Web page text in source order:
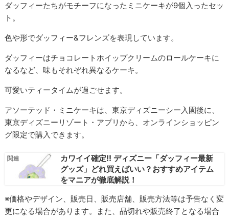
ダッフィーたちがモチーフになったミニケーキが9個入ったセッ
ト。
色や形でダッフィー&フレンズを表現しています。
ダッフィーはチョコレートホイップクリームのロールケーキに
なるなど、味もそれぞれ異なるケーキ。
可愛いティータイムが過ごせます。
アソーテッド・ミニケーキは、東京ディズニーシー入園後に、
東京ディズニーリゾート・アプリから、オンラインショッピン
グ限定で購入できます。
カワイイ確定!! ディズニー「ダッフィー最新
グッズ」どれ買えばいい？おすすめアイテム
をマニアが徹底解説！
※価格やデザイン、販売日、販売店舗、販売方法等は予告なく変
更になる場合があります。また、品切れや販売終了となる場合